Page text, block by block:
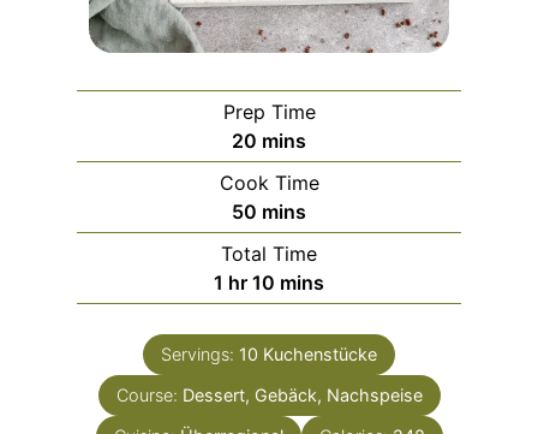
Prep Time
20 m
i
n
u
t
e
s
mins
Cook Time
50 m
i
n
u
e
s
mins
Total Time
1 h
o
u
r
hr 10 m
i
n
u
t
e
mins
Servings: 10 Kuchenstücke
Course: Dessert, Gebäck, Nachspeise